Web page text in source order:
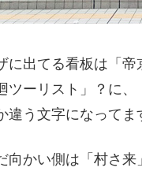
に出てる看板は「
ツーリスト」？に
違う文字になってま
向かい側は「村さ